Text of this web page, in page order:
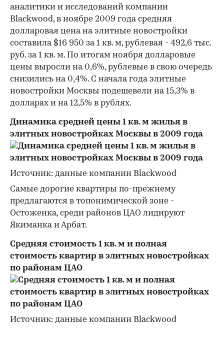
аналитики и исследований компании
Blackwood, в ноябре 2009 года средняя
долларовая цена на элитные новостройки
составила $16 950 за 1 кв. м, рублевая - 492,6 тыс.
руб. за 1 кв. м. По итогам ноября долларовые
цены выросли на 0,6%, рублевые в свою очередь
снизились на 0,4%. С начала года элитные
новостройки Москвы подешевели на 15,3% в
долларах и на 12,5% в рублях.
Динамика средней цены 1 кв. м жилья в
элитных новостройках Москвы в 2009 года
Источник: данные компании Blackwood
Самые дорогие квартиры по-прежнему
предлагаются в топонимической зоне -
Остоженка, среди районов ЦАО лидируют
Якиманка и Арбат.
Средняя стоимость 1 кв. м и полная
стоимость квартир в элитных новостройках
по районам ЦАО
Источник: данные компании Blackwood